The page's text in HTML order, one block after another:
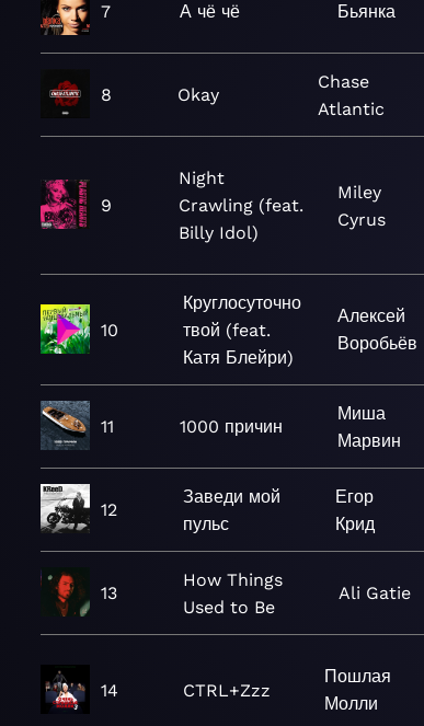
7 А чё чё Бьянка
8 Okay
Chase
Atlantic
9
Night
Crawling (feat.
Billy Idol)
Miley
Cyrus
10
Круглосуточно
твой (feat.
Катя Блейри)
Алексей
Воробьёв
11 1000 причин
Миша
Марвин
12
Заведи мой
пульс
Егор
Крид
13
How Things
Used to Be
Ali Gatie
14 CTRL+Zzz
Пошлая
Молли